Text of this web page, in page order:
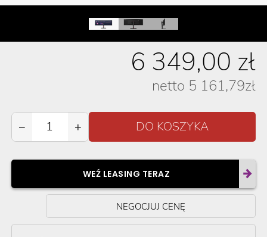
6 349,00 zł
netto 5 161,79zł
− +
WEŹ LEASING TERAZ
NEGOCJUJ CENĘ